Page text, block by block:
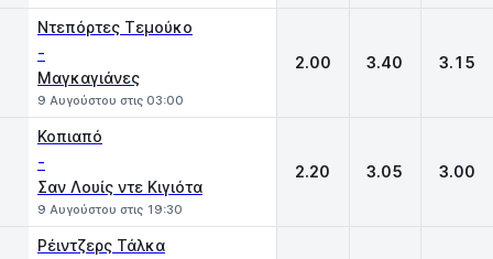
Ντεπόρτες Τεμούκο
-
Μαγκαγιάνες
9 Αυγούστου στις 03:00
2.00 3.40 3.15
Κοπιαπό
-
Σαν Λουίς ντε Κιγιότα
9 Αυγούστου στις 19:30
2.20 3.05 3.00
Ρέιντζερς Τάλκα